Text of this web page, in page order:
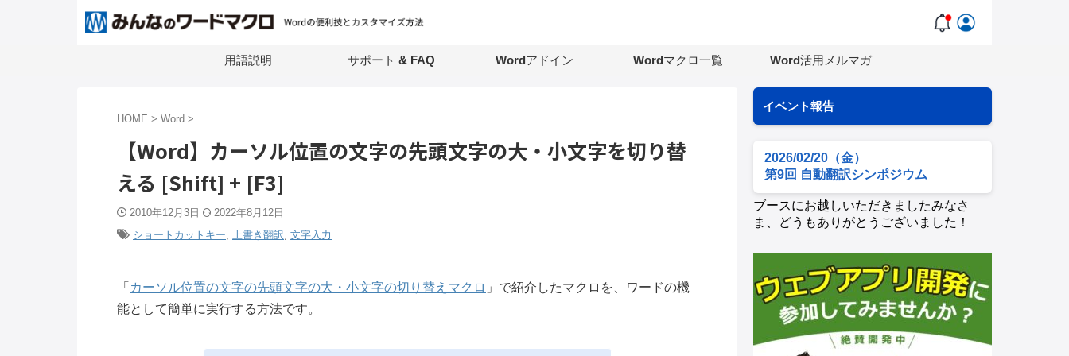
用語説明 サポート & FAQ Wordアドイン Wordマクロ一覧 Word活用メルマガ
HOME > Word >
【Word】カーソル位置の文字の先頭文字の大・小文字を切り替
える [Shift] + [F3]
2010年12月3日
2022年8月12日
ショートカットキー, 上書き翻訳, 文字入力
「 カーソル位置の文字の先頭文字の大・小文字の切り替えマクロ 」で紹介したマクロを、ワードの機
能として簡単に実行する方法です。
イベント報告
2026/02/20（金）
第9回 自動翻訳シンポジウム
ブースにお越しいただきましたみなさ
ま、どうもありがとうございました！